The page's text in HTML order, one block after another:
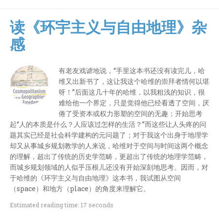
读《环宇主义与自由地理》杂
感
有老友戏谑地说，“手里这本书还没有读完儿，哈
维又出新书了，这让我这个哈维的崇拜者情何以堪
呀！”后面这几十年的哈维，以我粗浅的知识，很
难给他一个界定，只是觉得他已经看透了空间，厌
倦了受资本或权力形塑的空间的无趣；开始思考
起“人的本质是什么？人应该过怎样的生活？”而这些让人头疼的问
题其实已经是社会科学建构的元问题了；对于我这个出身于地理学
却又从事城乡规划教学的人来说，哈维对于空间与时间这两个概念
的理解，超出了传统的历史学范畴，更超出了传统的地理学范畴，
而城乡规划领域的人似乎压根儿还没有开始深刻地思考。因而，对
于哈维的《环宇主义与自由地理》这本书，我试图从空间
（space）和地方（place）的角度来理解它。
Estimated reading time: 17 seconds